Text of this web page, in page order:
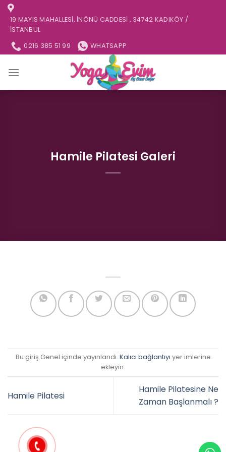
İçeriğe
atla19 MAYIS MAHALLESI, İNÖNÜ CADDESI , 34742 KADIKÖY /
İSTANBUL
0216 385 51 99
WHATSAPP
Hamile Pilatesi Galeri
Bu giriş Genel içinde yayınlandı. Kalıcı bağlantıyı yer imlerine
ekleyin.
Hamile Pilatesi
Hamile Pilatesine Ne
Zaman Başlanmalı ?